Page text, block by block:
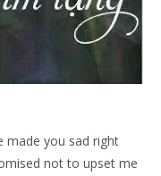
made you sad right
not to upset me